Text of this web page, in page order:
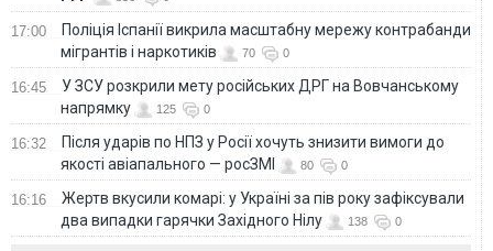
17:00
Поліція Іспанії викрила масштабну мережу контрабанди
мігрантів і наркотиків
70 0
16:45
У ЗСУ розкрили мету російських ДРГ на Вовчанському
напрямку
125 0
16:32
Після ударів по НПЗ у Росії хочуть знизити вимоги до
якості авіапального — росЗМІ
80 0
16:16
Жертв вкусили комарі: у Україні за пів року зафіксували
два випадки гарячки Західного Нілу
138 0